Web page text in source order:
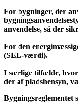
For bygninger, der
anvendelse, så der
For den
(SEL-værdi).
I særlige tilfælde, hvor
der af pladshensyn,
Bygningsreglementet